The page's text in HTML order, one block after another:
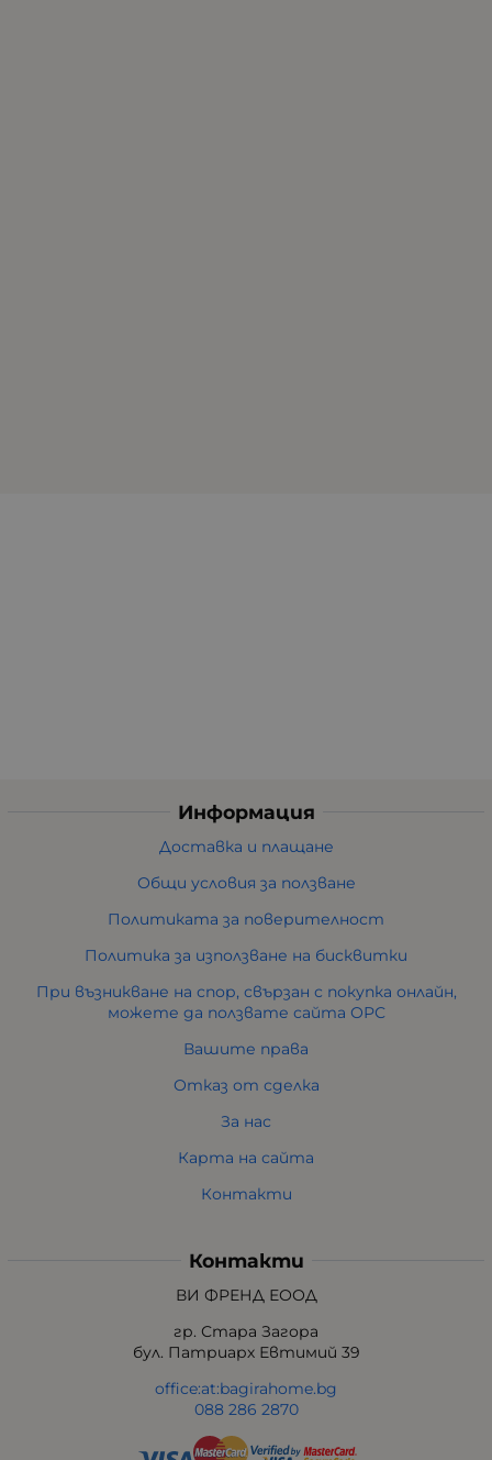
Информация
Доставка и плащане
Общи условия за ползване
Политиката за поверителност
Политика за използване на бисквитки
При възникване на спор, свързан с покупка онлайн,
можете да ползвате сайта ОРС
Вашите права
Отказ от сделка
За нас
Карта на сайта
Контакти
Контакти
ВИ ФРЕНД ЕООД
гр. Стара Загора
бул. Патриарх Евтимий 39
office:at:bagirahome.bg
088 286 2870